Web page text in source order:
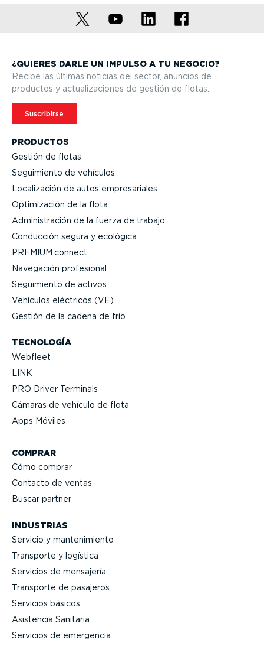
PRODUCTOS
Gestión de flotas
Seguimiento de vehículos
Locali­zación de autos empre­sa­riales
Optimi­zación de la flota
Adminis­tración de la fuerza de trabajo
Conducción segura y ecológica
PREMIUM.connect
Navegación profesional
Seguimiento de activos
Vehículos eléctricos (VE)
Gestión de la cadena de frío
TECNOLOGÍA
Webfleet
LINK
PRO Driver Terminals
Cámaras de vehículo de flota
Apps Móviles
COMPRAR
Cómo comprar
Contacto de ventas
Buscar partner
INDUSTRIAS
Servicio y mante­ni­miento
Transporte y logística
Servicios de mensajería
Transporte de pasajeros
Servicios básicos
Asistencia Sanitaria
Servicios de emergencia
¿QUIERES DARLE UN IMPULSO A TU NEGOCIO?
Recibe las últimas noticias del sector, anuncios de
productos y actua­li­za­ciones de gestión de flotas.
Suscribirse